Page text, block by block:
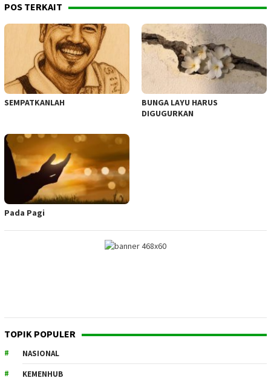
POS TERKAIT
SEMPATKANLAH
BUNGA LAYU HARUS
DIGUGURKAN
Pada Pagi
TOPIK POPULER
NASIONAL
KEMENHUB